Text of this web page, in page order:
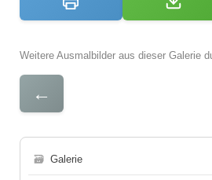
Weitere Ausmalbilder aus dieser Galerie
←
🗃 Galerie